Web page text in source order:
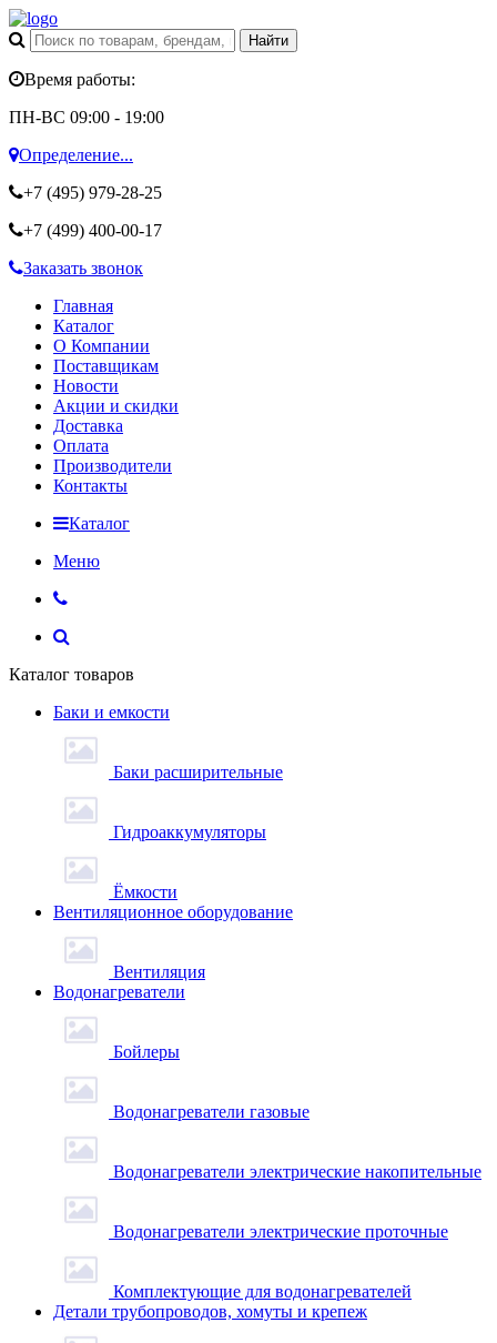
Время работы:
ПН-ВС 09:00 - 19:00
Определение...
+7 (495) 979-28-25
+7 (499) 400-00-17
Заказать звонок
Главная
Каталог
О Компании
Поставщикам
Новости
Акции и скидки
Доставка
Оплата
Производители
Контакты
Каталог
Меню
Каталог товаров
Баки и емкости
Баки расширительные
Гидроаккумуляторы
Ёмкости
Вентиляционное оборудование
Вентиляция
Водонагреватели
Бойлеры
Водонагреватели газовые
Водонагреватели электрические накопительные
Водонагреватели электрические проточные
Комплектующие для водонагревателей
Детали трубопроводов, хомуты и крепеж